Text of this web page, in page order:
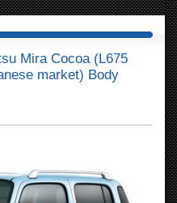
Mira Cocoa (L675
market) Body